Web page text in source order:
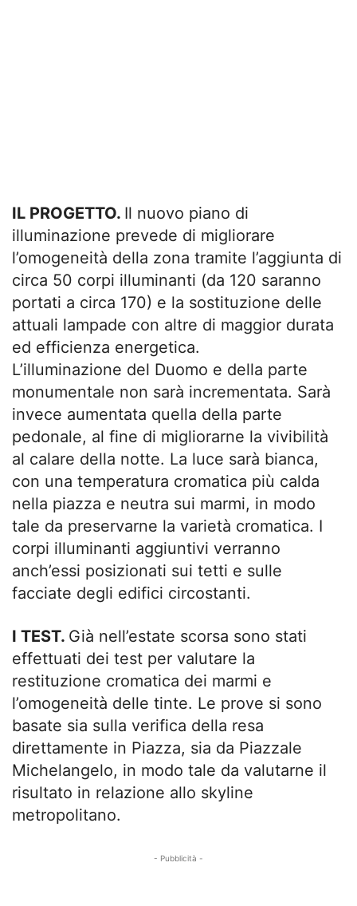
IL PROGETTO. Il nuovo piano di
illuminazione prevede di migliorare
l’omogeneità della zona tramite l’aggiunta di
circa 50 corpi illuminanti (da 120 saranno
portati a circa 170) e la sostituzione delle
attuali lampade con altre di maggior durata
ed efficienza energetica.
L’illuminazione del Duomo e della parte
monumentale non sarà incrementata. Sarà
invece aumentata quella della parte
pedonale, al fine di migliorarne la vivibilità
al calare della notte. La luce sarà bianca,
con una temperatura cromatica più calda
nella piazza e neutra sui marmi, in modo
tale da preservarne la varietà cromatica. I
corpi illuminanti aggiuntivi verranno
anch’essi posizionati sui tetti e sulle
facciate degli edifici circostanti.
I TEST. Già nell’estate scorsa sono stati
effettuati dei test per valutare la
restituzione cromatica dei marmi e
l’omogeneità delle tinte. Le prove si sono
basate sia sulla verifica della resa
direttamente in Piazza, sia da Piazzale
Michelangelo, in modo tale da valutarne il
risultato in relazione allo skyline
metropolitano.
- Pubblicità -